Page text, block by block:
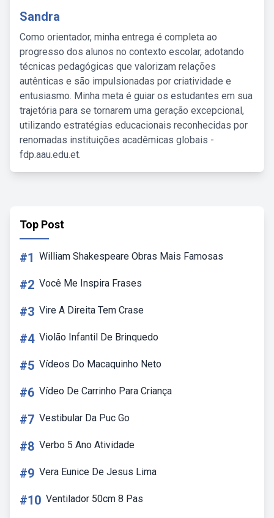
Sandra
Como orientador, minha entrega é completa ao
progresso dos alunos no contexto escolar, adotando
técnicas pedagógicas que valorizam relações
autênticas e são impulsionadas por criatividade e
entusiasmo. Minha meta é guiar os estudantes em sua
trajetória para se tornarem uma geração excepcional,
utilizando estratégias educacionais reconhecidas por
renomadas instituições acadêmicas globais -
fdp.aau.edu.et.
Top Post
#1 William Shakespeare Obras Mais Famosas
#2 Você Me Inspira Frases
#3 Vire A Direita Tem Crase
#4 Violão Infantil De Brinquedo
#5 Vídeos Do Macaquinho Neto
#6 Vídeo De Carrinho Para Criança
#7 Vestibular Da Puc Go
#8 Verbo 5 Ano Atividade
#9 Vera Eunice De Jesus Lima
#10 Ventilador 50cm 8 Pas